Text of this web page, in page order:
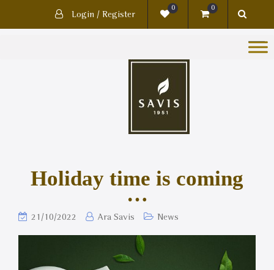
Login / Register
0 0
Holiday time is coming
…
21/10/2022 Ara Savis News